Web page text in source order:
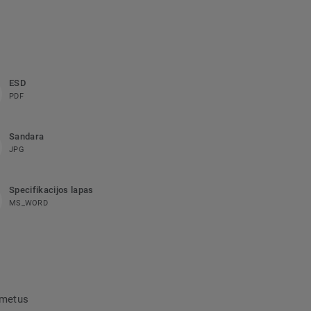
ESD
PDF
Sandara
JPG
Specifikacijos lapas
MS_WORD